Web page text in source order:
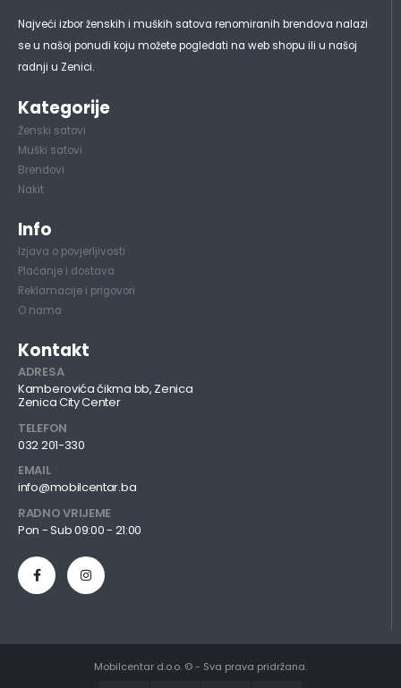
Najveći izbor ženskih i muških satova renomiranih brendova nalazi
se u našoj ponudi koju možete pogledati na web shopu ili u našoj
radnji u Zenici.
Kategorije
Ženski satovi
Muški satovi
Brendovi
Nakit
Info
Izjava o povjerljivosti
Plaćanje i dostava
Reklamacije i prigovori
O nama
Kontakt
ADRESA
Kamberovića čikma bb, Zenica
Zenica City Center
TELEFON
032 201-330
EMAIL
info@mobilcentar.ba
RADNO VRIJEME
Pon - Sub 09:00 - 21:00
Mobilcentar d.o.o. © - Sva prava pridržana.